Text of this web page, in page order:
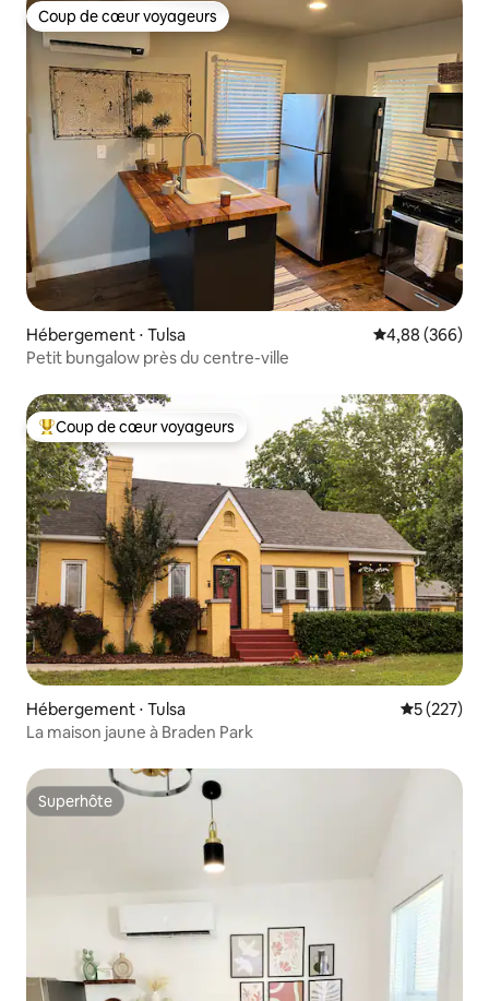
Coup de cœur voyageurs
Coup de cœur voyageurs
Hébergement ⋅ Tulsa Évaluation
4,88 (366)
Petit bungalow près du centre-ville
Coups de cœur voyageurs les plus appréciés
Coup de cœur voyageurs
Hébergement ⋅ Tulsa Évaluation
5 (227)
La maison jaune à Braden Park
Superhôte
Superhôte